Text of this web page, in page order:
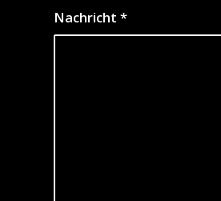
Nachricht *